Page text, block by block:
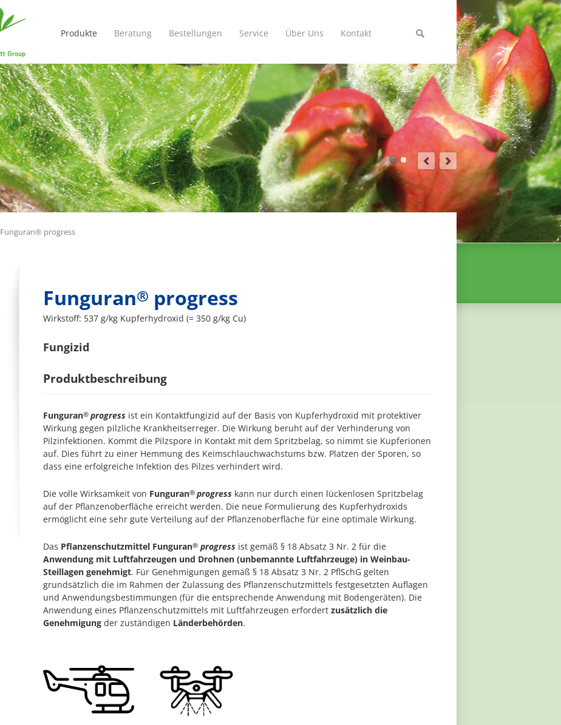
überspringen
Produkte Beratung Bestellungen Service Über Uns
Kontakt
Funguran® progress
Funguran® progress
Wirkstoff: 537 g/kg Kupferhydroxid (= 350 g/kg Cu)
Fungizid
Produktbeschreibung
Funguran® progress ist ein Kontaktfungizid auf der Basis von Kupferhydroxid mit protektiver
Wirkung gegen pilzliche Krankheitserreger. Die Wirkung beruht auf der Verhinderung von
Pilzinfektionen. Kommt die Pilzspore in Kontakt mit dem Spritzbelag, so nimmt sie Kupferionen
auf. Dies führt zu einer Hemmung des Keimschlauchwachstums bzw. Platzen der Sporen, so
dass eine erfolgreiche Infektion des Pilzes verhindert wird.
Die volle Wirksamkeit von Funguran® progress kann nur durch einen lückenlosen Spritzbelag
auf der Pflanzenoberfläche erreicht werden. Die neue Formulierung des Kupferhydroxids
ermöglicht eine sehr gute Verteilung auf der Pflanzenoberfläche für eine optimale Wirkung.
Das Pflanzenschutzmittel Funguran® progress ist gemäß § 18 Absatz 3 Nr. 2 für die
Anwendung mit Luftfahrzeugen und Drohnen (unbemannte Luftfahrzeuge) in Weinbau-
Steillagen genehmigt. Für Genehmigungen gemäß § 18 Absatz 3 Nr. 2 PflSchG gelten
grundsätzlich die im Rahmen der Zulassung des Pflanzenschutzmittels festgesetzten Auflagen
und Anwendungsbestimmungen (für die entsprechende Anwendung mit Bodengeräten). Die
Anwendung eines Pflanzenschutzmittels mit Luftfahrzeugen erfordert zusätzlich die
Genehmigung der zuständigen Länderbehörden.